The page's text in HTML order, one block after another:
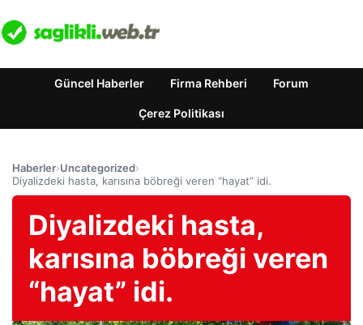
Güncel Haberler Firma Rehberi Forum
Çerez Politikası
Haberler›Uncategorized›
Diyalizdeki hasta, karısına böbreği veren “hayat” idi.
Diyalizdeki hasta,
karısına böbreği veren
“hayat” idi.